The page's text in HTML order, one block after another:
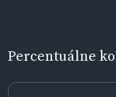
Percentuálne